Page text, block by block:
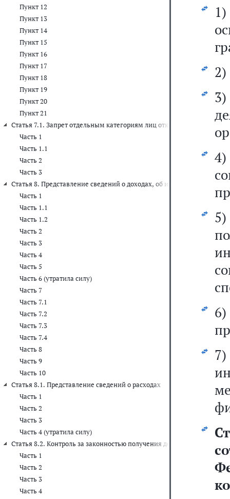
Пункт 12
Пункт 13
Пункт 14
Пункт 15
Пункт 16
Пункт 17
Пункт 18
Пункт 19
Пункт 20
Пункт 21
Статья 7.1. Запрет отдельным категориям лиц открывать и иметь
Часть 1
Часть 1.1
Часть 2
Часть 3
Статья 8. Представление сведений о доходах, об имуществе и
Часть 1
Часть 1.1
Часть 1.2
Часть 2
Часть 3
Часть 4
Часть 5
Часть 6 (утратила силу)
Часть 7
Часть 7.1
Часть 7.2
Часть 7.3
Часть 7.4
Часть 8
Часть 9
Часть 10
Статья 8.1. Представление сведений о расходах
Часть 1
Часть 2
Часть 3
Часть 4 (утратила силу)
Статья 8.2. Контроль за законностью получения денежных средств
Часть 1
Часть 2
Часть 3
Часть 4
2)